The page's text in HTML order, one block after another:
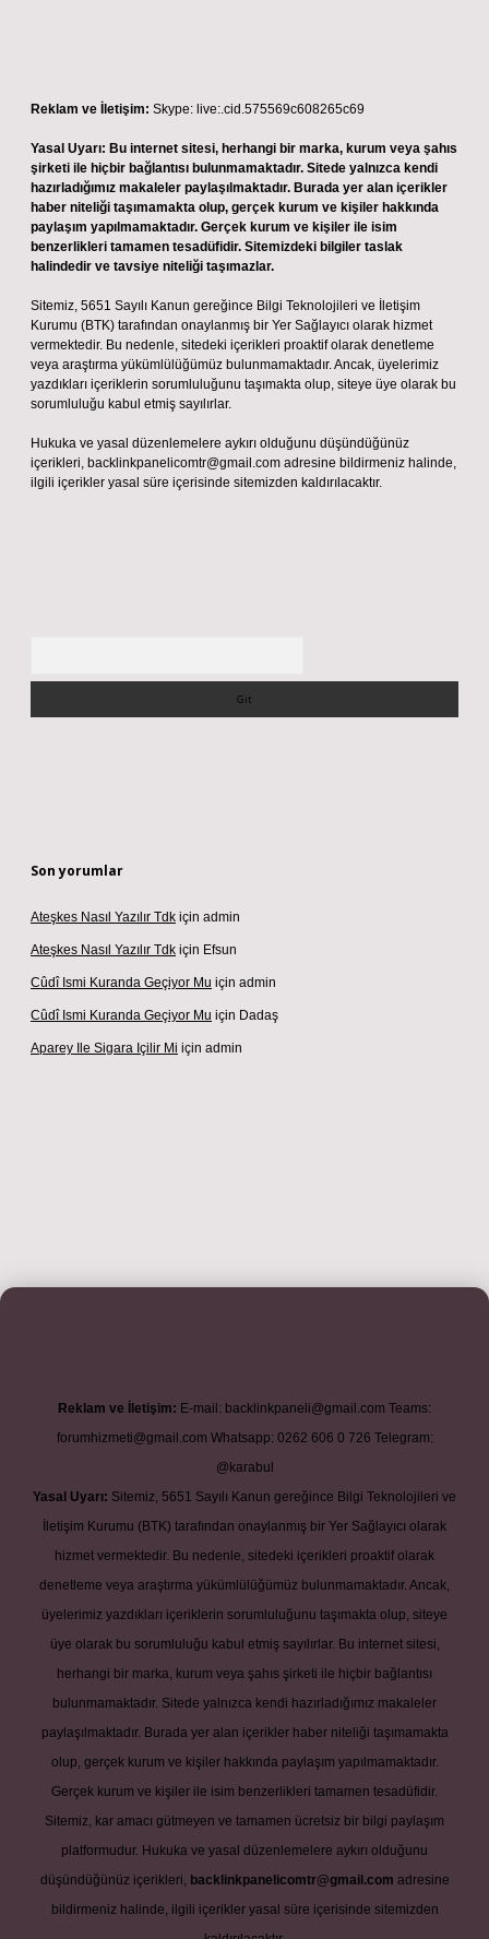
Reklam ve İletişim: Skype: live:.cid.575569c608265c69
Yasal Uyarı: Bu internet sitesi, herhangi bir marka, kurum veya şahıs
şirketi ile hiçbir bağlantısı bulunmamaktadır. Sitede yalnızca kendi
hazırladığımız makaleler paylaşılmaktadır. Burada yer alan içerikler
haber niteliği taşımamakta olup, gerçek kurum ve kişiler hakkında
paylaşım yapılmamaktadır. Gerçek kurum ve kişiler ile isim
benzerlikleri tamamen tesadüfidir. Sitemizdeki bilgiler taslak
halindedir ve tavsiye niteliği taşımazlar.
Sitemiz, 5651 Sayılı Kanun gereğince Bilgi Teknolojileri ve İletişim
Kurumu (BTK) tarafından onaylanmış bir Yer Sağlayıcı olarak hizmet
vermektedir. Bu nedenle, sitedeki içerikleri proaktif olarak denetleme
veya araştırma yükümlülüğümüz bulunmamaktadır. Ancak, üyelerimiz
yazdıkları içeriklerin sorumluluğunu taşımakta olup, siteye üye olarak bu
sorumluluğu kabul etmiş sayılırlar.
Hukuka ve yasal düzenlemelere aykırı olduğunu düşündüğünüz
içerikleri, backlinkpanelicomtr@gmail.com adresine bildirmeniz halinde,
ilgili içerikler yasal süre içerisinde sitemizden kaldırılacaktır.
Son yorumlar
Ateşkes Nasıl Yazılır Tdk için admin
Ateşkes Nasıl Yazılır Tdk için Efsun
Cûdî Ismi Kuranda Geçiyor Mu için admin
Cûdî Ismi Kuranda Geçiyor Mu için Dadaş
Aparey Ile Sigara Içilir Mi için admin
adresibetexper.xyzm elexbet
Reklam ve İletişim: E-mail: backlinkpaneli@gmail.com Teams:
forumhizmeti@gmail.com Whatsapp: 0262 606 0 726 Telegram:
@karabul
Yasal Uyarı: Sitemiz, 5651 Sayılı Kanun gereğince Bilgi Teknolojileri ve
İletişim Kurumu (BTK) tarafından onaylanmış bir Yer Sağlayıcı olarak
hizmet vermektedir. Bu nedenle, sitedeki içerikleri proaktif olarak
denetleme veya araştırma yükümlülüğümüz bulunmamaktadır. Ancak,
üyelerimiz yazdıkları içeriklerin sorumluluğunu taşımakta olup, siteye
üye olarak bu sorumluluğu kabul etmiş sayılırlar. Bu internet sitesi,
herhangi bir marka, kurum veya şahıs şirketi ile hiçbir bağlantısı
bulunmamaktadır. Sitede yalnızca kendi hazırladığımız makaleler
paylaşılmaktadır. Burada yer alan içerikler haber niteliği taşımamakta
olup, gerçek kurum ve kişiler hakkında paylaşım yapılmamaktadır.
Gerçek kurum ve kişiler ile isim benzerlikleri tamamen tesadüfidir.
Sitemiz, kar amacı gütmeyen ve tamamen ücretsiz bir bilgi paylaşım
platformudur. Hukuka ve yasal düzenlemelere aykırı olduğunu
düşündüğünüz içerikleri, backlinkpanelicomtr@gmail.com adresine
bildirmeniz halinde, ilgili içerikler yasal süre içerisinde sitemizden